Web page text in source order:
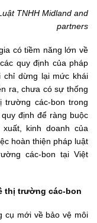
TNHH Midland and
partners
có tiềm năng lớn về
quy định của pháp
chỉ dừng lại mức khái
ra, chưa có sự thống
các-bon trong
định để ràng buộc
kinh doanh của
hoàn thiện pháp luật
các-bon tại Việt
thị trường các-bon
cụ mới về bảo vệ môi